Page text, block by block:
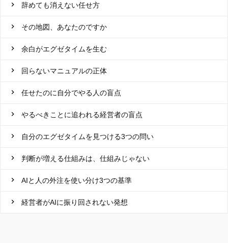
辞めても消えない任せ方
その地図、あなたのですか
余白がエグゼタイムを生む
回らないマニュアルの正体
任せたのに自分でやる人の盲点
やるべきことに追われる経営者の盲点
自分のエグゼタイムを見つける3つの問い
判断が増える仕組みは、仕組みじゃない
AIと人の外注を使い分け3つの基準
経営者がAIに振り回されない発想